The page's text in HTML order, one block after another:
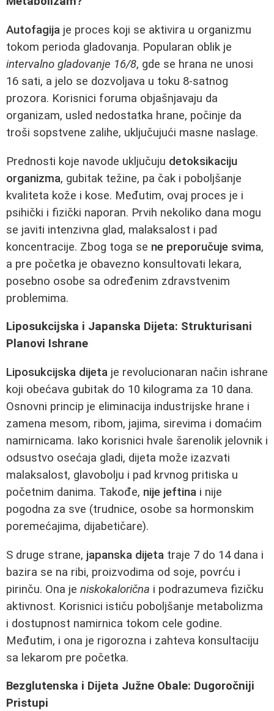
Autofagija je proces koji se aktivira u organizmu
tokom perioda gladovanja. Popularan oblik je
intervalno gladovanje 16/8, gde se hrana ne unosi
16 sati, a jelo se dozvoljava u toku 8-satnog
prozora. Korisnici foruma objašnjavaju da
organizam, usled nedostatka hrane, počinje da
troši sopstvene zalihe, uključujući masne naslage.
Prednosti koje navode uključuju detoksikaciju
organizma, gubitak težine, pa čak i poboljšanje
kvaliteta kože i kose. Međutim, ovaj proces je i
psihički i fizički naporan. Prvih nekoliko dana mogu
se javiti intenzivna glad, malaksalost i pad
koncentracije. Zbog toga se ne preporučuje svima,
a pre početka je obavezno konsultovati lekara,
posebno osobe sa određenim zdravstvenim
problemima.
Liposukcijska i Japanska Dijeta: Strukturisani
Planovi Ishrane
Liposukcijska dijeta je revolucionaran način ishrane
koji obećava gubitak do 10 kilograma za 10 dana.
Osnovni princip je eliminacija industrijske hrane i
zamena mesom, ribom, jajima, sirevima i domaćim
namirnicama. Iako korisnici hvale šarenolik jelovnik i
odsustvo osećaja gladi, dijeta može izazvati
malaksalost, glavobolju i pad krvnog pritiska u
početnim danima. Takođe, nije jeftina i nije
pogodna za sve (trudnice, osobe sa hormonskim
poremećajima, dijabetičare).
S druge strane, japanska dijeta traje 7 do 14 dana i
bazira se na ribi, proizvodima od soje, povrću i
pirinču. Ona je niskokalorična i podrazumeva fizičku
aktivnost. Korisnici ističu poboljšanje metabolizma
i dostupnost namirnica tokom cele godine.
Međutim, i ona je rigorozna i zahteva konsultaciju
sa lekarom pre početka.
Bezglutenska i Dijeta Južne Obale: Dugoročniji
Pristupi